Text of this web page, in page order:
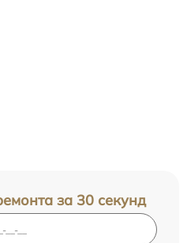
за 30 секунд